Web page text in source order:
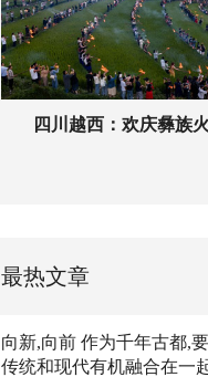
四川越西：欢庆彝族
最热文章
向新,向前 作为千年古都,
传统和现代有机融合在一